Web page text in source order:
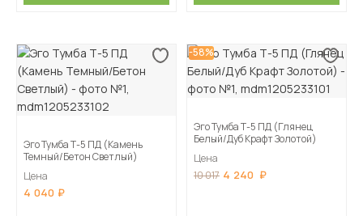
Эго Тумба Т-5 ПД (Камень
Темный/Бетон Светлый)
Цена
4 040
-58%
Эго Тумба Т-5 ПД (Глянец
Белый/Дуб Крафт Золотой)
Цена
10 017 4 240